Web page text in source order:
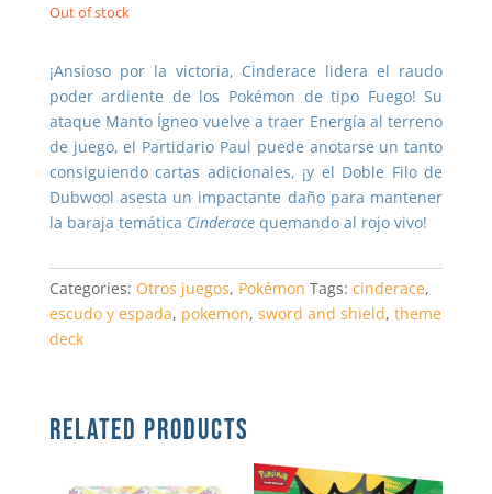
Out of stock
¡Ansioso por la victoria, Cinderace lidera el raudo
poder ardiente de los Pokémon de tipo Fuego! Su
ataque Manto Ígneo vuelve a traer Energía al terreno
de juego, el Partidario Paul puede anotarse un tanto
consiguiendo cartas adicionales, ¡y el Doble Filo de
Dubwool asesta un impactante daño para mantener
la baraja temática Cinderace quemando al rojo vivo!
Categories: Otros juegos, Pokémon Tags: cinderace,
escudo y espada, pokemon, sword and shield, theme
deck
RELATED PRODUCTS